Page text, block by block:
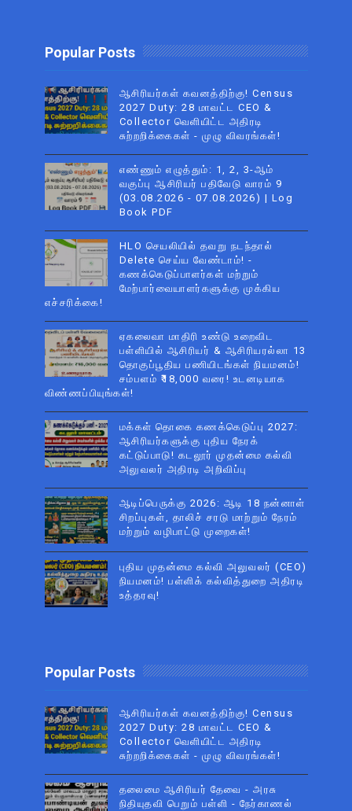
Popular Posts
ஆசிரியர்கள் கவனத்திற்கு! Census
2027 Duty: 28 மாவட்ட CEO &
Collector வெளியிட்ட அதிரடி
சுற்றறிக்கைகள் - முழு விவரங்கள்!
எண்ணும் எழுத்தும்: 1, 2, 3-ஆம்
வகுப்பு ஆசிரியர் பதிவேடு வாரம் 9
(03.08.2026 - 07.08.2026) | Log
Book PDF
HLO செயலியில் தவறு நடந்தால்
Delete செய்ய வேண்டாம்! -
கணக்கெடுப்பாளர்கள் மற்றும்
மேற்பார்வையாளர்களுக்கு முக்கிய
எச்சரிக்கை!
ஏகலைவா மாதிரி உண்டு உறைவிட
பள்ளியில் ஆசிரியர் & ஆசிரியரல்லா 13
தொகுப்பூதிய பணியிடங்கள் நியமனம்!
சம்பளம் ₹18,000 வரை! உடனடியாக
விண்ணப்பியுங்கள்!
மக்கள் தொகை கணக்கெடுப்பு 2027:
ஆசிரியர்களுக்கு புதிய நேரக்
கட்டுப்பாடு! கடலூர் முதன்மை கல்வி
அலுவலர் அதிரடி அறிவிப்பு
ஆடிப்பெருக்கு 2026: ஆடி 18 நன்னாள்
சிறப்புகள், தாலிச் சரடு மாற்றும் நேரம்
மற்றும் வழிபாட்டு முறைகள்!
புதிய முதன்மை கல்வி அலுவலர் (CEO)
நியமனம்! பள்ளிக் கல்வித்துறை அதிரடி
உத்தரவு!
Popular Posts
ஆசிரியர்கள் கவனத்திற்கு! Census
2027 Duty: 28 மாவட்ட CEO &
Collector வெளியிட்ட அதிரடி
சுற்றறிக்கைகள் - முழு விவரங்கள்!
தலைமை ஆசிரியர் தேவை - அரசு
நிதியுதவி பெறும் பள்ளி - நேர்காணல்